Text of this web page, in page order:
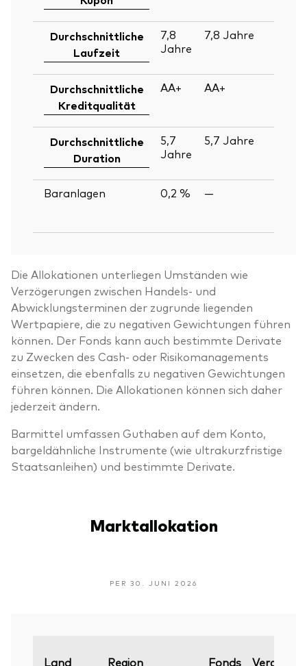
Durchschnittliche
Laufzeit
7,8
Jahre
7,8 Jahre
Durchschnittliche
Kreditqualität
AA+ AA+
Durchschnittliche
Duration
5,7
Jahre
5,7 Jahre
Baranlagen
0,2 % —
Die Allokationen unterliegen Umständen wie
Verzögerungen zwischen Handels- und
Abwicklungsterminen der zugrunde liegenden
Wertpapiere, die zu negativen Gewichtungen führen
können. Der Fonds kann auch bestimmte Derivate
zu Zwecken des Cash- oder Risikomanagements
einsetzen, die ebenfalls zu negativen Gewichtungen
führen können. Die Allokationen können sich daher
jederzeit ändern.
Barmittel umfassen Guthaben auf dem Konto,
bargeldähnliche Instrumente (wie ultrakurzfristige
Staatsanleihen) und bestimmte Derivate.
Marktallokation
PER 30. JUNI 2026
Land Region Fonds